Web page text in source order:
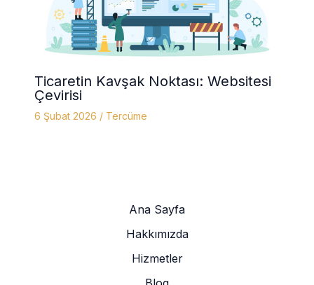
Ticaretin Kavşak Noktası: Websitesi
Çevirisi
6 Şubat 2026 / Tercüme
Ana Sayfa
Hakkımızda
Hizmetler